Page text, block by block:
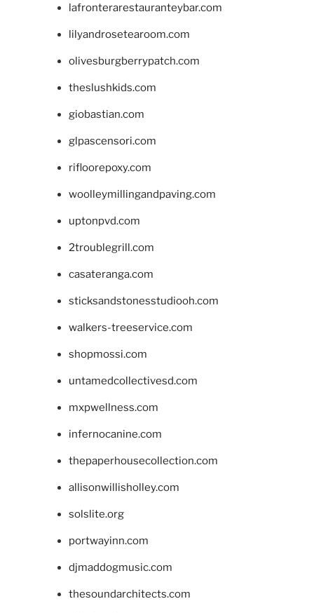
lafronterarestauranteybar.com
lilyandrosetearoom.com
olivesburgberrypatch.com
theslushkids.com
giobastian.com
glpascensori.com
rifloorepoxy.com
woolleymillingandpaving.com
uptonpvd.com
2troublegrill.com
casateranga.com
sticksandstonesstudiooh.com
walkers-treeservice.com
shopmossi.com
untamedcollectivesd.com
mxpwellness.com
infernocanine.com
thepaperhousecollection.com
allisonwillisholley.com
solslite.org
portwayinn.com
djmaddogmusic.com
thesoundarchitects.com